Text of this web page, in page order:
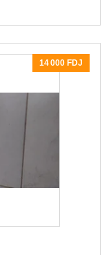
14 000 FDJ